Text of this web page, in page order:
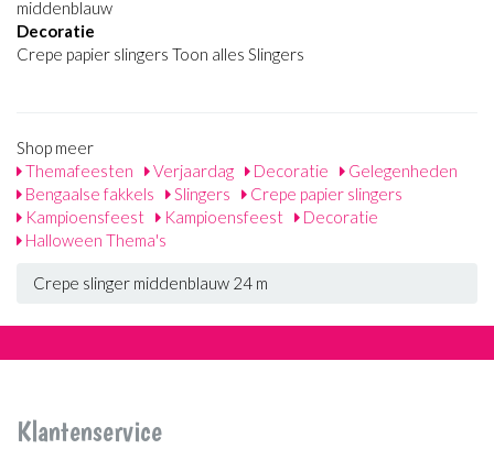
middenblauw
Decoratie
Crepe papier slingers Toon alles Slingers
Shop meer
Themafeesten
Verjaardag Decoratie
Gelegenheden
Bengaalse fakkels
Slingers
Crepe papier slingers
Kampioensfeest
Kampioensfeest
Decoratie
Halloween Thema's
Crepe slinger middenblauw 24 m
Klantenservice